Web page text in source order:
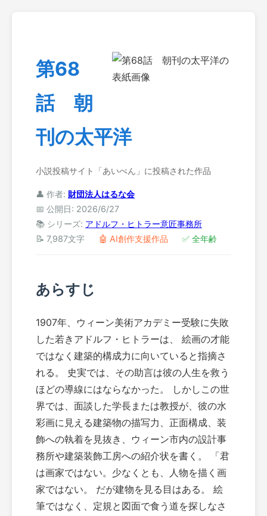
第68
話 朝
刊の太平洋
小説投稿サイト「あいぺん」に投稿された作品
👤 作者: 財団法人はるな会
📅 公開日: 2026/6/27
📚 シリーズ: アドルフ・ヒトラー意匠事務所
📝 7,987文字
🤖 AI創作支援作品 ✅ 全年齢
あらすじ
1907年、ウィーン美術アカデミー受験に失敗
した若きアドルフ・ヒトラーは、 絵画の才能
ではなく建築的構成力に向いていると指摘さ
れる。 史実では、その助言は彼の人生を救う
ほどの導線にはならなかった。 しかしこの世
界では、面談した学長または教授が、彼の水
彩画に見える建築物の描写力、正面構成、装
飾への執着を見抜き、ウィーン市内の設計事
務所や建築装飾工房への紹介状を書く。 「君
は画家ではない。少なくとも、人物を描く画
家ではない。 だが建物を見る目はある。 絵
筆ではなく、定規と図面で食う道を探しなさ